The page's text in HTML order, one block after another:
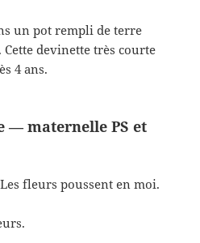
un pot rempli de terre
devinette très courte
4 ans.
— maternelle PS et
fleurs poussent en moi.